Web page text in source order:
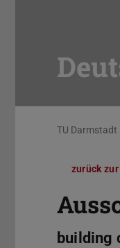
Sie
TU Darmstadt
zurück
building